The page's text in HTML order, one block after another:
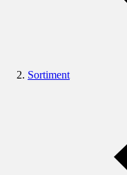
Sortiment